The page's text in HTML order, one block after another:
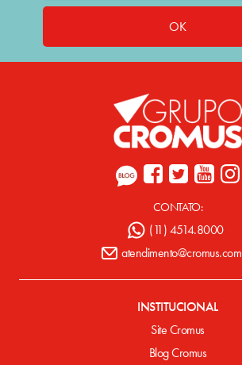
OK
CONTATO:
(11) 4514.8000
INSTITUCIONAL
Site Cromus
Blog Cromus